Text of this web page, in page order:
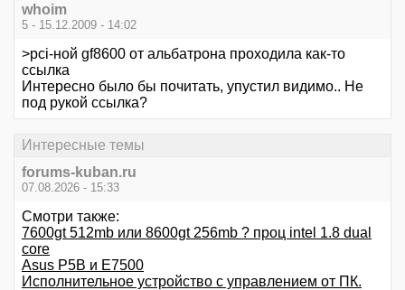
whoim
5 - 15.12.2009 - 14:02
>pci-ной gf8600 от альбатрона проходила как-то
ссылка
Интересно было бы почитать, упустил видимо.. Не
под рукой ссылка?
Интересные темы
forums-kuban.ru
07.08.2026 - 15:33
Смотри также:
7600gt 512mb или 8600gt 256mb ? проц intel 1.8 dual
core
Аsus P5B и Е7500
Исполнительное устройство с управлением от ПК.